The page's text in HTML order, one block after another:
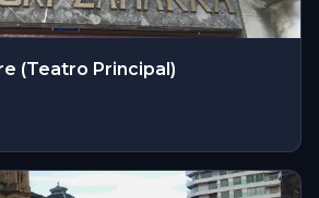
(Teatro Principal)